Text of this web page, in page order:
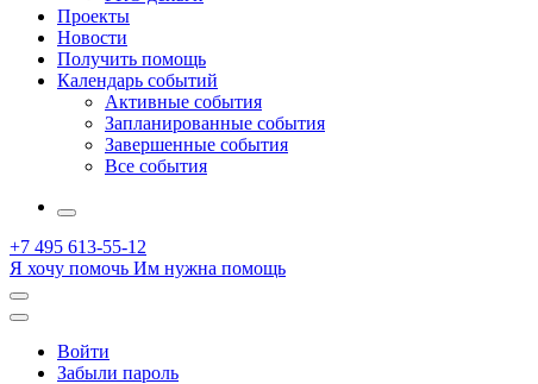
Проекты
Новости
Получить помощь
Календарь событий
Активные события
Запланированные события
Завершенные события
Все события
More
+7 495 613-55-12
Я хочу помочь Им нужна помощь
Открыть
поиск
Профиль
Войти
Забыли пароль